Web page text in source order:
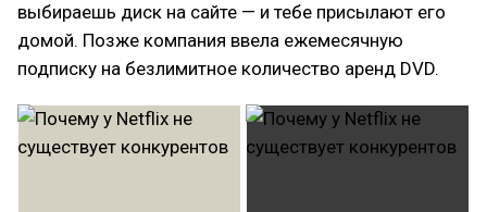
выбираешь диск на сайте — и тебе присылают его
домой. Позже компания ввела ежемесячную
подписку на безлимитное количество аренд DVD.